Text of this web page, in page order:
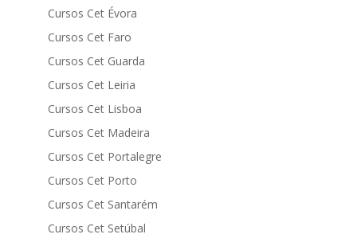
Cursos Cet Évora
Cursos Cet Faro
Cursos Cet Guarda
Cursos Cet Leiria
Cursos Cet Lisboa
Cursos Cet Madeira
Cursos Cet Portalegre
Cursos Cet Porto
Cursos Cet Santarém
Cursos Cet Setúbal